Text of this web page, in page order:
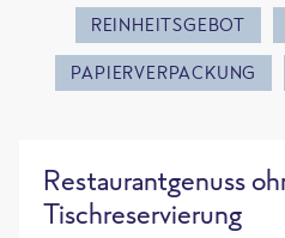
REINHEITSGEBOT
PAPIERVERPACKUNG
Restaurantgenuss
Tischreservierung